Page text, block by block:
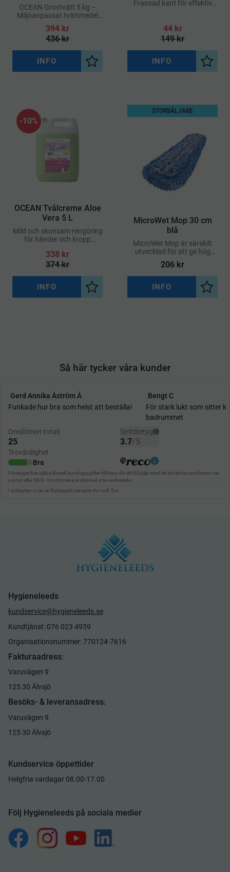
​OCEAN Grovtvätt 5 kg –
Miljöanpassat tvättmedel
för hårt smutsad tvätt
394 kr
436kr
Lägg till i önskelista
INFO
Fransad kant för effektiv
44kr
149kr
Lägg
INFO
​OCEAN Tvålcreme Aloe
Vera 5 L
Mild och skonsam rengöring
för händer och kropp
återfuktande och vårdande
egenskaper
338 kr
374kr
10%
Lägg till i önskelista
INFO
​MicroWet Mop 30 cm
blå
MicroWet Mop är särskilt
utvecklad för att ge hög
rengöringsprestanda vid
fuktstädning
206 kr
STORSÄLJARE
Lägg
INFO
Så här tycker våra kunder
Hygieneleeds
kundservice@hygieneleeds.se
Kundtjänst: 076 023 4959
Organisationsnummer: 770124-7616
Fakturaadress:
Varuvägen 9
125 30 Älvsjö
Besöks- & leveransadress:
Varuvägen 9
125 30 Älvsjö
Kundservice öppettider
Helgfria vardagar 08.00-17.00
Följ Hygieneleeds på sociala medier